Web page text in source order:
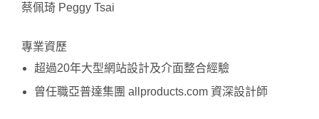
蔡佩琦 Peggy Tsai
專業資歷
超過20年大型網站設計及介面整合經驗
曾任職亞普達集團 allproducts.com 資深設計師